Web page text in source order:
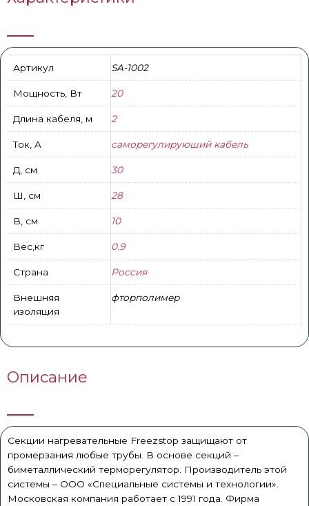
Артикул SA-1002
Мощность, Вт 20
Длина кабеля, м 2
Ток, A саморегулируюший кабель
Д, см 30
Ш, см 28
В, см 10
Вес,кг 0.9
Страна Россия
Внешняя
изоляция
фторполимер
Описание
Секции нагревательные Freezstop защищают от
промерзания любые трубы. В основе секций –
биметаллический терморегулятор. Производитель этой
системы – ООО «Специальные системы и технологии».
Московская компания работает с 1991 года. Фирма